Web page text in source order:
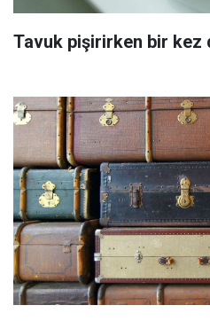
Tavuk pişirirken bir kez